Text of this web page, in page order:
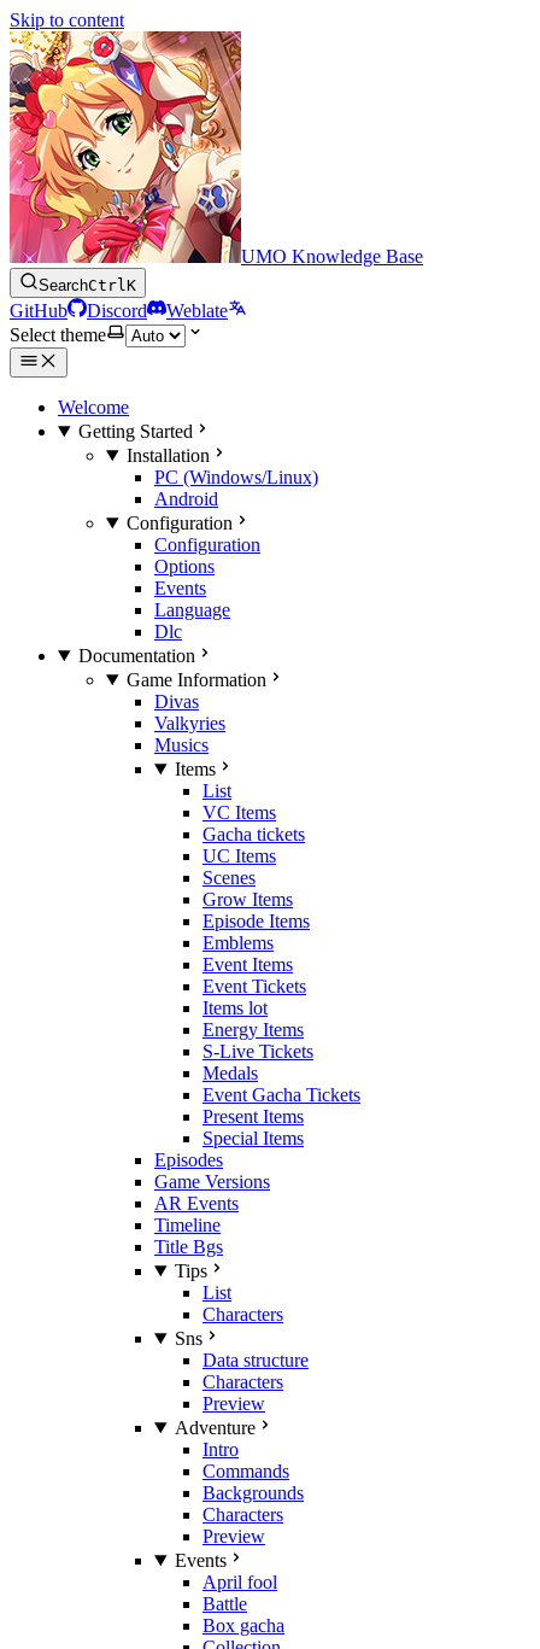
Skip to content
UMO Knowledge Base
SearchCtrlK
GitHub Discord
Weblate
Select theme
Welcome
Getting Started
Installation
PC (Windows/Linux)
Android
Configuration
Configuration
Options
Events
Language
Dlc
Documentation
Game Information
Divas
Valkyries
Musics
Items
List
VC Items
Gacha tickets
UC Items
Scenes
Grow Items
Episode Items
Emblems
Event Items
Event Tickets
Items lot
Energy Items
S-Live Tickets
Medals
Event Gacha Tickets
Present Items
Special Items
Episodes
Game Versions
AR Events
Timeline
Title Bgs
Tips
List
Characters
Sns
Data structure
Characters
Preview
Adventure
Intro
Commands
Backgrounds
Characters
Preview
Events
April fool
Battle
Box gacha